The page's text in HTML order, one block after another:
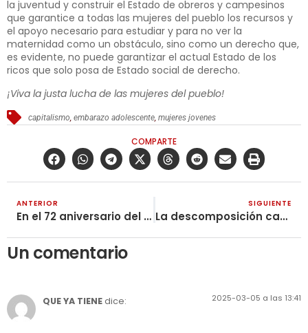
la juventud y construir el Estado de obreros y campesinos
que garantice a todas las mujeres del pueblo los recursos y
el apoyo necesario para estudiar y para no ver la
maternidad como un obstáculo, sino como un derecho que,
es evidente, no puede garantizar el actual Estado de los
ricos que solo posa de Estado social de derecho.
¡Viva la justa lucha de las mujeres del pueblo!
capitalismo ,embarazo adolescente ,mujeres jovenes
COMPARTE
ANTERIOR
En el 72 aniversario del fallecimiento del camarada José Stalin
SIGUIENTE
La descomposición capitalista corrompe a algunos dirigentes indígenas
Un comentario
QUE YA TIENE dice: 2025-03-05 a las 13:41